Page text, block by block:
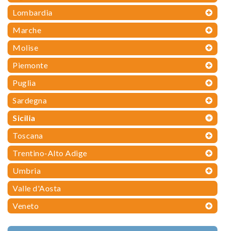
Lombardia
Marche
Molise
Piemonte
Puglia
Sardegna
Sicilia
Toscana
Trentino-Alto Adige
Umbria
Valle d'Aosta
Veneto